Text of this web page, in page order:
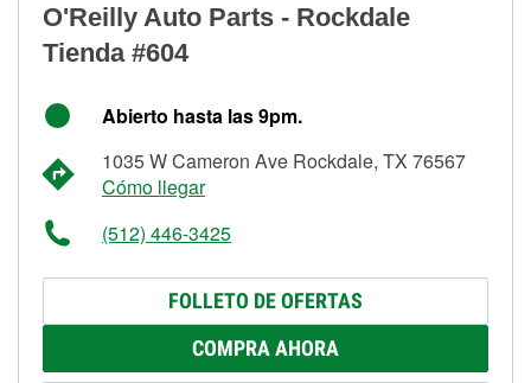
O'Reilly Auto Parts - Rockdale
Tienda #604
Abierto hasta las 9pm.
1035 W Cameron Ave Rockdale, TX 76567
Cómo llegar
(512) 446-3425
FOLLETO DE OFERTAS
COMPRA AHORA